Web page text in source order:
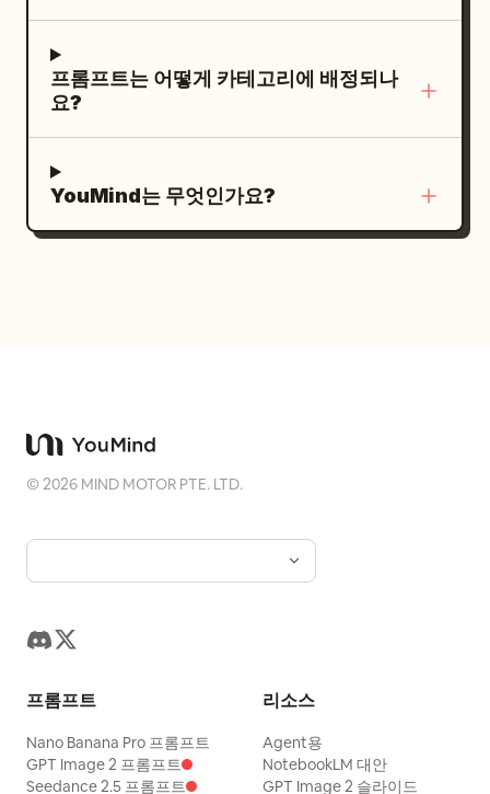
애니메이션 소녀, 관련 없는 치비, 약한 유사성,
다른 헤어스타일, 다른 의상, 참조와 관련 없는
의상 변경, 참조에 없는 임의의 특성, 지저분한
페이스, 텍스트, 캡션, 손글씨, 워터마크, 로고,
TikTok UI 없음, 소셜 미디어 인터페이스 없음,
스튜디오 조명 - 밝고, 깨끗하며, 따뜻하고, 돋
보이는 조명 - 실제 인물 아래의 사실적인 그림
자 - 벽화는 벽에 자연스럽게 배치된 것처럼 보
두운 조명 없음. 스타일 품질: - 사실적인 인물
사진 - 다채로운 2D 치비 벽화 - 귀여운 애니메
그림자, 검은색 선화만 있는 경우, 일반적인 그
림자, 사실적인 두 번째 인물, 3D 캐릭터, 무작
성, 다른 헤어스타일, 다른 의상, 참조와 관련
어 인터페이스, 텍스트, 캡션, 손글씨, 워터마
루한 서 있는 포즈, 공격적인 포즈, 공포 분위
리, 추가 손가락, 나쁜 손, 나쁜 해부학적 구조,
붙여넣은 얼굴, 굳은 표정, 지나치게 인위적인
프롬프트는 어떻게 카테고리에 배정되나
요?
YouMind는 무엇인가요?
©2026 MIND MOTOR PTE. LTD.
프롬프트
Nano Banana Pro 프롬프트
GPT Image 2 프롬프트
Seedance 2.5 프롬프트
리소스
Agent용
NotebookLM 대안
GPT Image 2 슬라이드